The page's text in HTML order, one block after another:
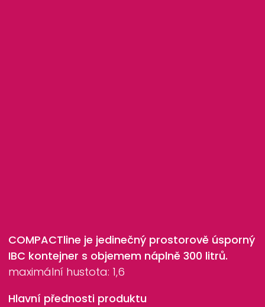
COMPACTline je jedinečný prostorově úsporný
IBC kontejner s objemem náplně 300 litrů.
maximální hustota: 1,6
Hlavní přednosti produktu